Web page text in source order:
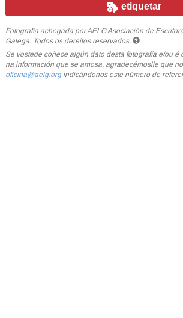
etiquetar
Fotografía achegada por AELG Asociación de
Galega. Todos os dereitos reservados.
Se vostede coñece algún dato desta fotografía e/ou é
na información que se amosa, agradecémoslle que
oficina@aelg.orgindicándonos este número de